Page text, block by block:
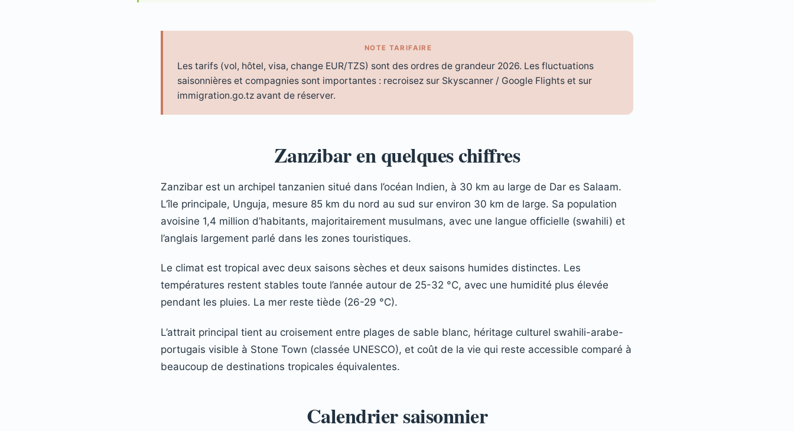
NOTE TARIFAIRE
Les tarifs (vol, hôtel, visa, change EUR/TZS) sont des ordres de grandeur 2026. Les fluctuations
saisonnières et compagnies sont importantes : recroisez sur Skyscanner / Google Flights et sur
immigration.go.tz avant de réserver.
Zanzibar en quelques chiffres
Zanzibar est un archipel tanzanien situé dans l’océan Indien, à 30 km au large de Dar es Salaam.
L’île principale, Unguja, mesure 85 km du nord au sud sur environ 30 km de large. Sa population
avoisine 1,4 million d’habitants, majoritairement musulmans, avec une langue officielle (swahili) et
l’anglais largement parlé dans les zones touristiques.
Le climat est tropical avec deux saisons sèches et deux saisons humides distinctes. Les
températures restent stables toute l’année autour de 25-32 °C, avec une humidité plus élevée
pendant les pluies. La mer reste tiède (26-29 °C).
L’attrait principal tient au croisement entre plages de sable blanc, héritage culturel swahili-arabe-
portugais visible à Stone Town (classée UNESCO), et coût de la vie qui reste accessible comparé à
beaucoup de destinations tropicales équivalentes.
Calendrier saisonnier